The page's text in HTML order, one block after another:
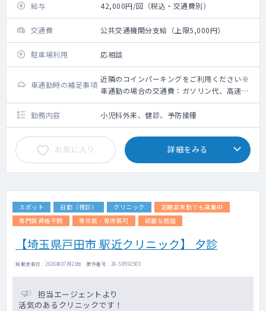
給与 42,000円/回（税込・交通費別）
交通費 公共交通機関分支給（上限5,000円）
駐車場利用 応相談
車通勤時の補足事項
近隣のコインパーキングをご利用ください※
車通勤の場合の交通費：ガソリン代、高速道
路利用料金（上限5,000円）＋駐車場代（上
限2,000円）
勤務内容 小児科外来、健診、予防接種
お気に入り 詳細をみる
スポット 日勤（夜診） クリニック
定期非常勤でも募集中
専門医資格不問
専攻医・専修医可 綺麗な施設
【埼玉県戸田市 駅近クリニック】 夕診
掲載更新日 : 2026年07月23日 案件番号 : 26-SR592503
担当エージェントより
活気のあるクリニックです！